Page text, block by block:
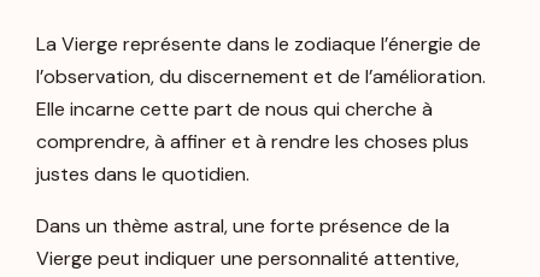
La Vierge représente dans le zodiaque l’énergie de
l’observation, du discernement et de l’amélioration.
Elle incarne cette part de nous qui cherche à
comprendre, à affiner et à rendre les choses plus
justes dans le quotidien.
Dans un thème astral, une forte présence de la
Vierge peut indiquer une personnalité attentive,